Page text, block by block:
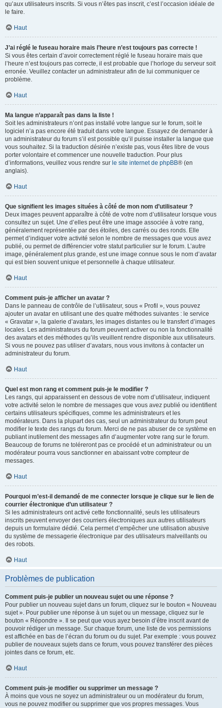
qu’aux utilisateurs inscrits. Si vous n’êtes pas inscrit, c’est l’occasion idéale de
le faire.
Haut
J’ai réglé le fuseau horaire mais l’heure n’est toujours pas correcte !
Si vous êtes certain d’avoir correctement réglé le fuseau horaire mais que
l’heure n’est toujours pas correcte, il est probable que l’horloge du serveur soit
erronée. Veuillez contacter un administrateur afin de lui communiquer ce
problème.
Haut
Ma langue n’apparaît pas dans la liste !
Soit les administrateurs n’ont pas installé votre langue sur le forum, soit le
logiciel n’a pas encore été traduit dans votre langue. Essayez de demander à
un administrateur du forum s’il est possible qu’il puisse installer la langue que
vous souhaitez. Si la traduction désirée n’existe pas, vous êtes libre de vous
porter volontaire et commencer une nouvelle traduction. Pour plus
d’informations, veuillez vous rendre sur le site internet de phpBB® (en
anglais).
Haut
Que signifient les images situées à côté de mon nom d’utilisateur ?
Deux images peuvent apparaître à côté de votre nom d’utilisateur lorsque vous
consultez un sujet. Une d’elles peut être une image associée à votre rang,
généralement représentée par des étoiles, des carrés ou des ronds. Elle
permet d’indiquer votre activité selon le nombre de messages que vous avez
publié, ou permet de différencier votre statut particulier sur le forum. L’autre
image, généralement plus grande, est une image connue sous le nom d’avatar
qui est bien souvent unique et personnelle à chaque utilisateur.
Haut
Comment puis-je afficher un avatar ?
Dans le panneau de contrôle de l’utilisateur, sous « Profil », vous pouvez
ajouter un avatar en utilisant une des quatre méthodes suivantes : le service
« Gravatar », la galerie d’avatars, les images distantes ou le transfert d’images
locales. Les administrateurs du forum peuvent activer ou non la fonctionnalité
des avatars et des méthodes qu’ils veuillent rendre disponible aux utilisateurs.
Si vous ne pouvez pas utiliser d’avatars, nous vous invitons à contacter un
administrateur du forum.
Haut
Quel est mon rang et comment puis-je le modifier ?
Les rangs, qui apparaissent en dessous de votre nom d’utilisateur, indiquent
votre activité selon le nombre de messages que vous avez publié ou identifient
certains utilisateurs spécifiques, comme les administrateurs et les
modérateurs. Dans la plupart des cas, seul un administrateur du forum peut
modifier le texte des rangs du forum. Merci de ne pas abuser de ce système en
publiant inutilement des messages afin d’augmenter votre rang sur le forum.
Beaucoup de forums ne toléreront pas ce procédé et un administrateur ou un
modérateur pourra vous sanctionner en abaissant votre compteur de
messages.
Haut
Pourquoi m’est-il demandé de me connecter lorsque je clique sur le lien de
courrier électronique d’un utilisateur ?
Si les administrateurs ont activé cette fonctionnalité, seuls les utilisateurs
inscrits peuvent envoyer des courriers électroniques aux autres utilisateurs
depuis un formulaire dédié. Cela permet d’empêcher une utilisation abusive
du système de messagerie électronique par des utilisateurs malveillants ou
des robots.
Haut
Problèmes de publication
Comment puis-je publier un nouveau sujet ou une réponse ?
Pour publier un nouveau sujet dans un forum, cliquez sur le bouton « Nouveau
sujet ». Pour publier une réponse à un sujet ou un message, cliquez sur le
bouton « Répondre ». Il se peut que vous ayez besoin d’être inscrit avant de
pouvoir rédiger un message. Sur chaque forum, une liste de vos permissions
est affichée en bas de l’écran du forum ou du sujet. Par exemple : vous pouvez
publier de nouveaux sujets dans ce forum, vous pouvez transférer des pièces
jointes dans ce forum, etc.
Haut
Comment puis-je modifier ou supprimer un message ?
À moins que vous ne soyez un administrateur ou un modérateur du forum,
vous ne pouvez modifier ou supprimer que vos propres messages. Vous